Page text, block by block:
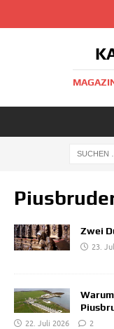
Zwei
23.
22. Juli 2026
2